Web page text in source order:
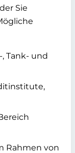
Sie
Tank- und
Rahmen von